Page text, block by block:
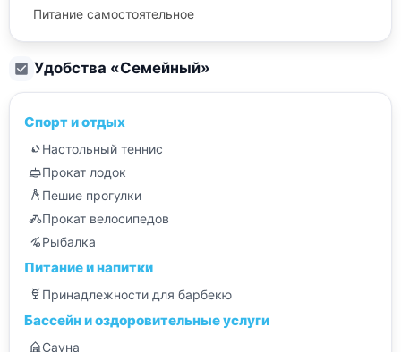
Питание самостоятельное
Удобства «Семейный»
Спорт и отдых
Настольный теннис
Прокат лодок
Пешие прогулки
Прокат велосипедов
Рыбалка
Питание и напитки
Принадлежности для барбекю
Бассейн и оздоровительные услуги
Сауна